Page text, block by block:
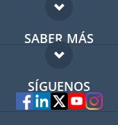
Foro para expatriados
Guía para expatriados
Trabajos en el extranjero
SABER MÁS
FAQ
Expertos
SÍGUENOS